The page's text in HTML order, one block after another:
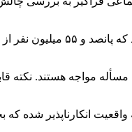
وی با اشاره به آمارهای جهانی، گفت: بیش از ۶۱۴ میلیون
مسأله
انکارناپذیر شده